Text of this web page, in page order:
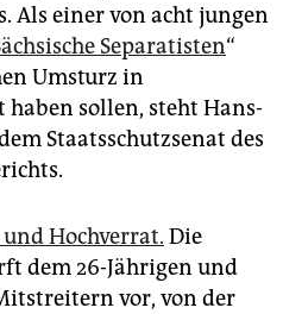
Als einer von acht jungen
Separatisten“
Umsturz in
sollen, steht Hans-
Staatsschutzsenat des
Hochverrat. Die
dem 26-Jährigen und
vor, von der